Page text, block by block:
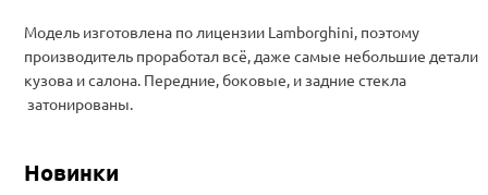
Модель изготовлена по лицензии Lamborghini, поэтому
производитель проработал всё, даже самые небольшие детали
кузова и салона. Передние, боковые, и задние стекла
затонированы.
Новинки